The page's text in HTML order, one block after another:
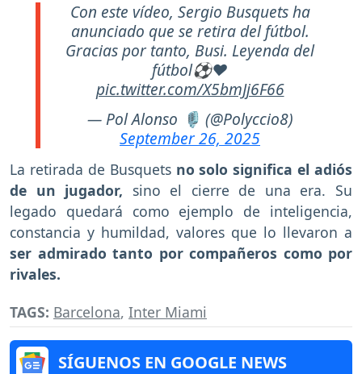
Con este vídeo, Sergio Busquets ha
anunciado que se retira del fútbol.
Gracias por tanto, Busi. Leyenda del
fútbol⚽️❤️
pic.twitter.com/X5bmJj6F66
— Pol Alonso 🎙 (@Polyccio8)
September 26, 2025
La retirada de Busquets no solo significa el adiós
de un jugador, sino el cierre de una era. Su
legado quedará como ejemplo de inteligencia,
constancia y humildad, valores que lo llevaron a
ser admirado tanto por compañeros como por
rivales.
TAGS: Barcelona, Inter Miami
SÍGUENOS EN GOOGLE NEWS